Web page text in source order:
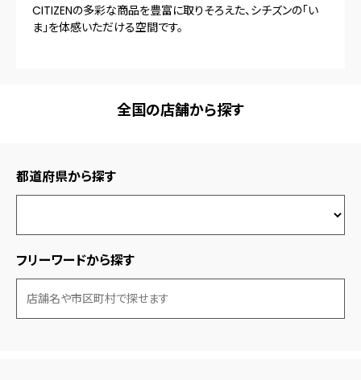
CITIZENの多彩な商品を豊富に取りそろえた、シチズンの「い
ま」を体感いただける空間です。
全国の店舗から探す
都道府県から探す
フリーワードから探す